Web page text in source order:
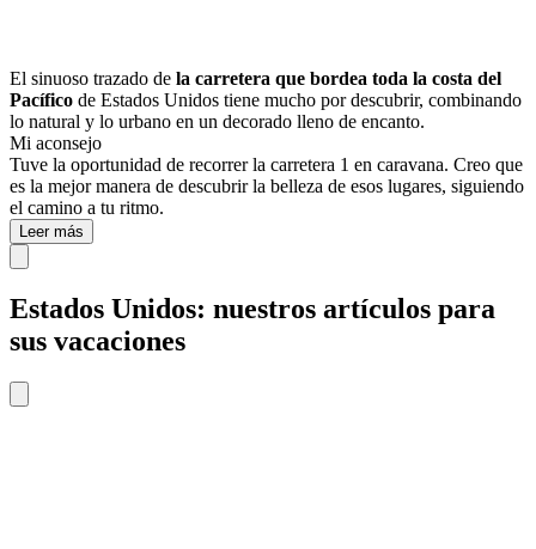
El sinuoso trazado de la carretera que bordea toda la costa del
Pacífico de Estados Unidos tiene mucho por descubrir, combinando
lo natural y lo urbano en un decorado lleno de encanto.
Mi aconsejo
Tuve la oportunidad de recorrer la carretera 1 en caravana. Creo que
es la mejor manera de descubrir la belleza de esos lugares, siguiendo
el camino a tu ritmo.
Leer más
Estados Unidos: nuestros artículos para
sus vacaciones